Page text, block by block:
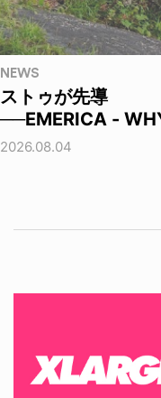
NEWS
ストゥが先導
──EMERICA -
2026.08.04